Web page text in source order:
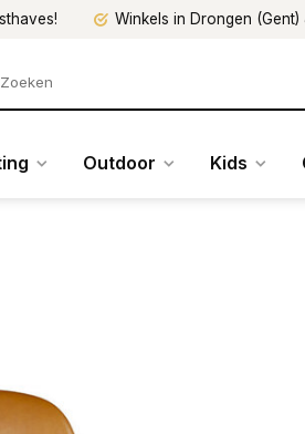
Winkels in Drongen (Gent)
Outdoor Kids